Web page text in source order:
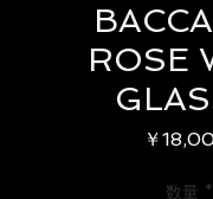
ROSE
￥
数量 *